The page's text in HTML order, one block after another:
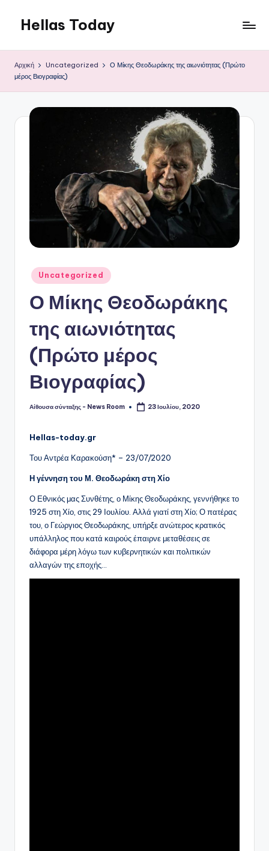
Μετάβαση
περιεχόμενο
Hellas Today
Αρχική Uncategorized
Ο Μίκης Θεοδωράκης της αιωνιότητας (Πρώτο
μέρος Βιογραφίας)
Αναρτήθηκε
σε
Uncategorized
Ο Μίκης Θεοδωράκης
της αιωνιότητας
(Πρώτο μέρος
Βιογραφίας)
Συγγραφέας:
Αίθουσα σύνταξης - News Room 23 Ιουλίου, 2020
Hellas-today.gr
Του Αντρέα Καρακούση* – 23/07/2020
Η γέννηση του Μ. Θεοδωράκη στη Χίο
Ο Εθνικός μας Συνθέτης, ο Μίκης Θεοδωράκης, γεννήθηκε το
1925 στη Χίο, στις 29 Ιουλίου. Αλλά γιατί στη Χίο; Ο πατέρας
του, ο Γεώργιος Θεοδωράκης, υπήρξε ανώτερος κρατικός
υπάλληλος που κατά καιρούς έπαιρνε μεταθέσεις σε
διάφορα μέρη λόγω των κυβερνητικών και πολιτικών
αλλαγών της εποχής…